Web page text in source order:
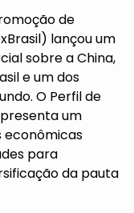
de
lançou um
sobre a China,
e um dos
O Perfil de
um
econômicas
para
da pauta